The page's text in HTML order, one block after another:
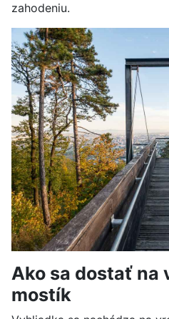
zahodeniu.
Ako sa dostať na
mostík